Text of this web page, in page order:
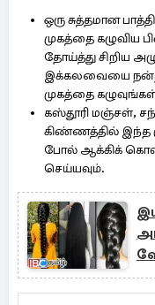
ஒரு சுத்தமான
முகத்தை கழுவிய
தோய்த்து சிறிய
இக்கலவையை
முகத்தை
கஸ்தூரி மஞ்சள்,
கிண்ணத்தில் இந்த
போல் ஆக்கிக்
செய்யவும்.